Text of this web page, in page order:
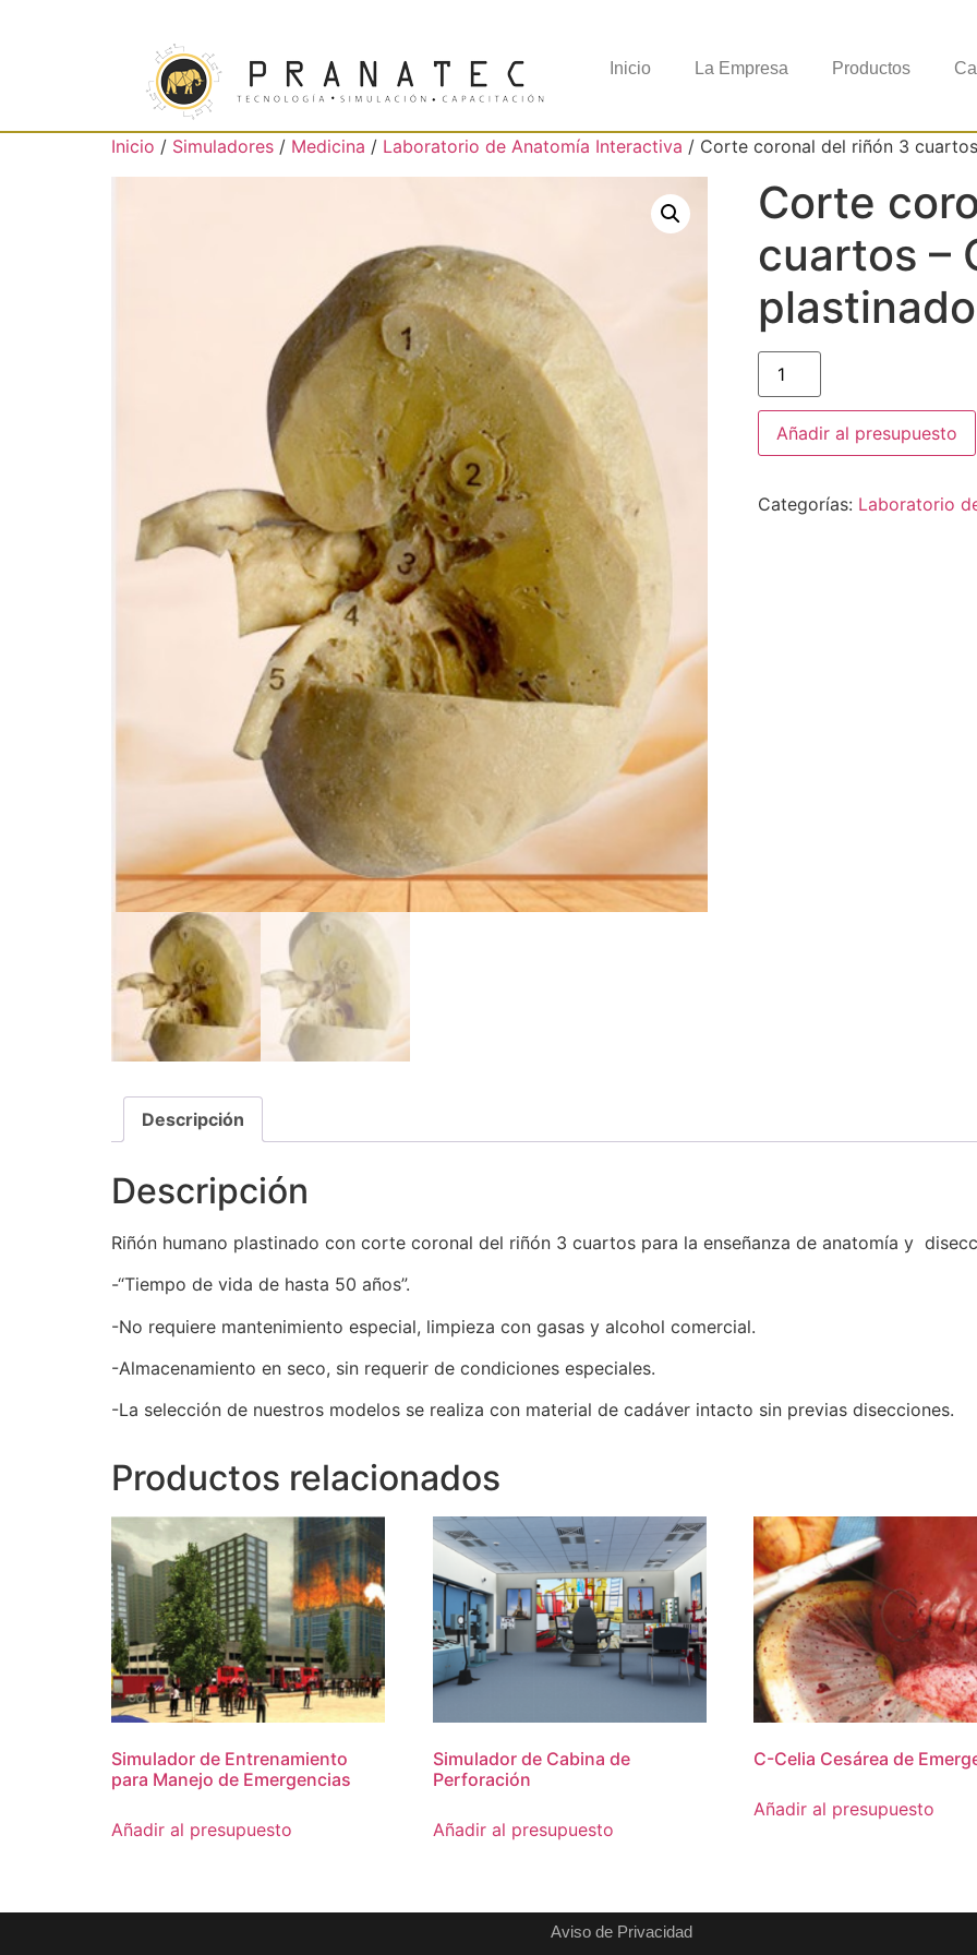
Inicio La Empresa Productos
Inicio / Simuladores / Medicina / Laboratorio de Anatomía Interactiva / Corte coronal del riñón 3
Corte
cuartos –
plastinado
Añadir al presupuesto
Categorías: Laboratorio
Descripción
Descripción
Riñón humano plastinado con corte coronal del riñón 3 cuartos para la enseñanza de anatomía y
-“Tiempo de vida de hasta 50 años”.
-No requiere mantenimiento especial, limpieza con gasas y alcohol comercial.
-Almacenamiento en seco, sin requerir de condiciones especiales.
-La selección de nuestros modelos se realiza con material de cadáver intacto sin previas disecciones.
Productos relacionados
Simulador de Entrenamiento
para Manejo de Emergencias
Añadir al presupuesto
Simulador de Cabina de
Perforación
Añadir al presupuesto
C-Celia Cesárea de
Añadir al presupuesto
Aviso de Privacidad